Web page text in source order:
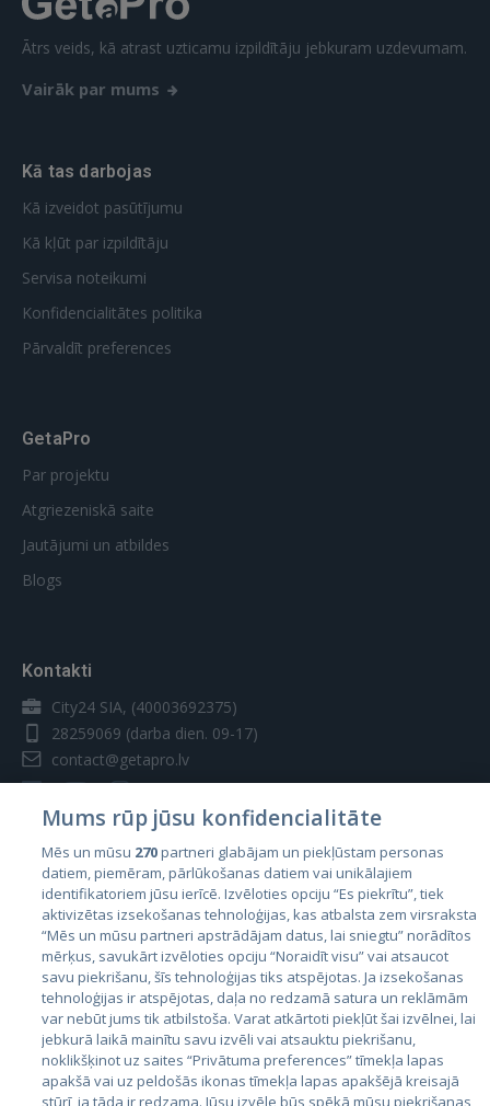
Ātrs veids, kā atrast uzticamu izpildītāju jebkuram uzdevumam.
Vairāk par mums
Kā tas darbojas
Kā izveidot pasūtījumu
Kā kļūt par izpildītāju
Servisa noteikumi
Konfidencialitātes politika
Pārvaldīt preferences
GetaPro
Par projektu
Atgriezeniskā saite
Jautājumi un atbildes
Blogs
Kontakti
City24 SIA, (40003692375)
28259069 (darba dien. 09-17)
contact@getapro.lv
Valstis
Igaunija
Latvija
Lietuva
Mums rūp jūsu konfidencialitāte
Mēs un mūsu 270partneri glabājam un piekļūstam personas
datiem, piemēram, pārlūkošanas datiem vai unikālajiem
identifikatoriem jūsu ierīcē. Izvēloties opciju “Es piekrītu”, tiek
aktivizētas izsekošanas tehnoloģijas, kas atbalsta zem virsraksta
“Mēs un mūsu partneri apstrādājam datus, lai sniegtu” norādītos
mērķus, savukārt izvēloties opciju “Noraidīt visu” vai atsaucot
savu piekrišanu, šīs tehnoloģijas tiks atspējotas. Ja izsekošanas
tehnoloģijas ir atspējotas, daļa no redzamā satura un reklāmām
var nebūt jums tik atbilstoša. Varat atkārtoti piekļūt šai izvēlnei, lai
jebkurā laikā mainītu savu izvēli vai atsauktu piekrišanu,
noklikšķinot uz saites “Privātuma preferences” tīmekļa lapas
apakšā vai uz peldošās ikonas tīmekļa lapas apakšējā kreisajā
stūrī, ja tāda ir redzama. Jūsu izvēle būs spēkā mūsu piekrišanas